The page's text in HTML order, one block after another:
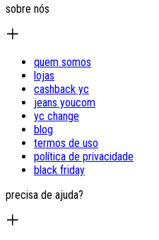
sobre nós
quem somos
lojas
cashback yc
jeans youcom
yc change
blog
termos de uso
política de privacidade
black friday
precisa de ajuda?